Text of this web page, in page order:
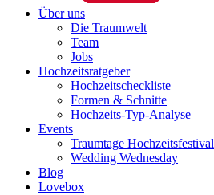
Über uns
Die Traumwelt
Team
Jobs
Hochzeitsratgeber
Hochzeitscheckliste
Formen & Schnitte
Hochzeits-Typ-Analyse
Events
Traumtage Hochzeitsfestival
Wedding Wednesday
Blog
Lovebox